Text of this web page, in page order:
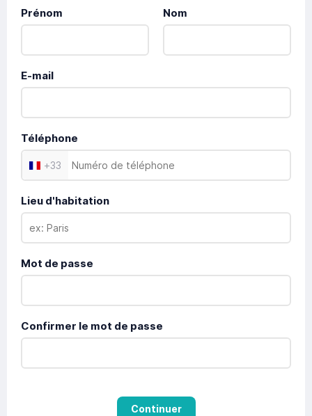
Prénom Nom
E-mail
Téléphone
+33
Lieu d'habitation
Mot de passe
Confirmer le mot de passe
Continuer